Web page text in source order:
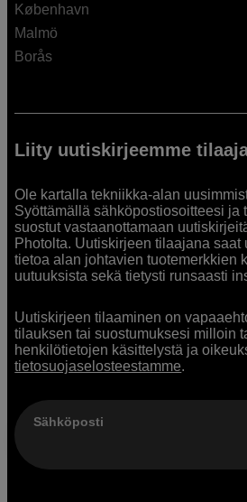
København
Malmö
Borås
Liity uutiskirjeemme
Ole kartalla tekniikka-alan
Syöttämällä sähköpostiosoitteesi ja
suostut vastaanottamaan
Photolta. Uutiskirjeen tilaajana saat
tietoa alan johtavien tuotemerkkien
uutuuksista sekä tietysti runsaasti
Uutiskirjeen tilaaminen on
tilauksen tai suostumuksesi milloin
henkilötietojen käsittelystä ja
tietosuojaselosteestamme.
Sähköposti